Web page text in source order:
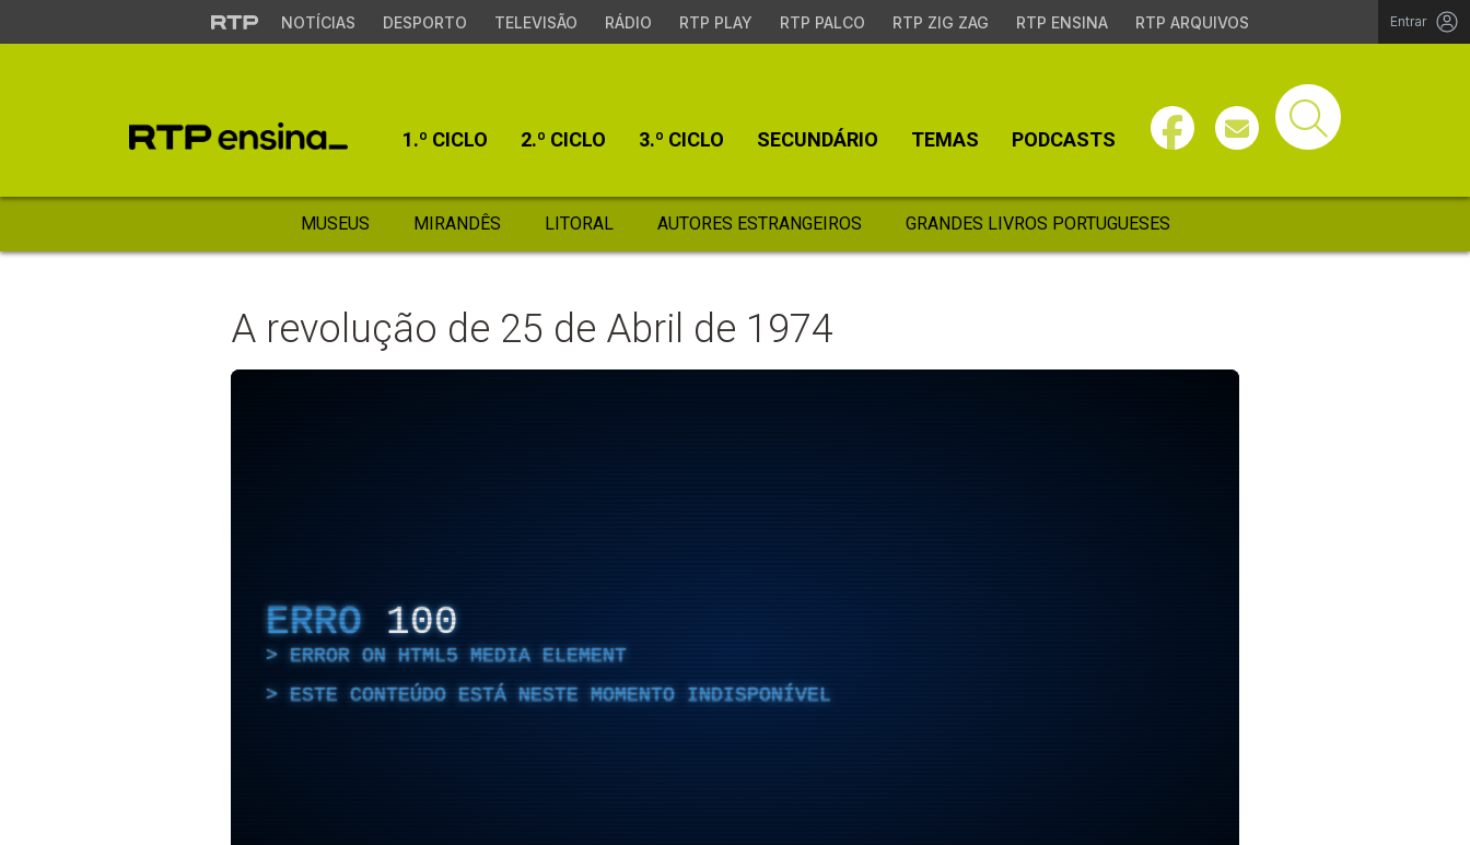
NOTÍCIAS DESPORTO TELEVISÃO RÁDIO RTP PLAY RTP PALCO RTP ZIG ZAG RTP ENSINA RTP ARQUIVOS Entrar
1.º CICLO 2.º CICLO 3.º CICLO SECUNDÁRIO TEMAS PODCASTS
MUSEUS MIRANDÊS LITORAL AUTORES ESTRANGEIROS GRANDES LIVROS PORTUGUESES
A revolução de 25 de Abril de 1974
ERRO 100
ERROR ON HTML5 MEDIA ELEMENT
ESTE CONTEÚDO ESTÁ NESTE MOMENTO INDISPONÍVEL